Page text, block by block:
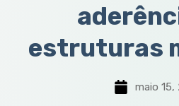
estruturas
maio 15,